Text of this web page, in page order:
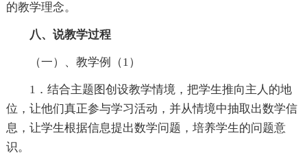
的教学理念。
八、说教学过程
（一）、教学例（1）
1．结合主题图创设教学情境，把学生推向主人的地
位，让他们真正参与学习活动，并从情境中抽取出数学信
息，让学生根据信息提出数学问题，培养学生的问题意
识。